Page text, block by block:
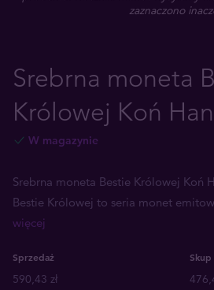
zaznaczono
Srebrna moneta
Królowej Koń
W magazynie
Srebrna moneta Bestie Królowej Koń
Bestie Królowej to seria monet
więcej
Sprzedaż Skup
590,43 zł